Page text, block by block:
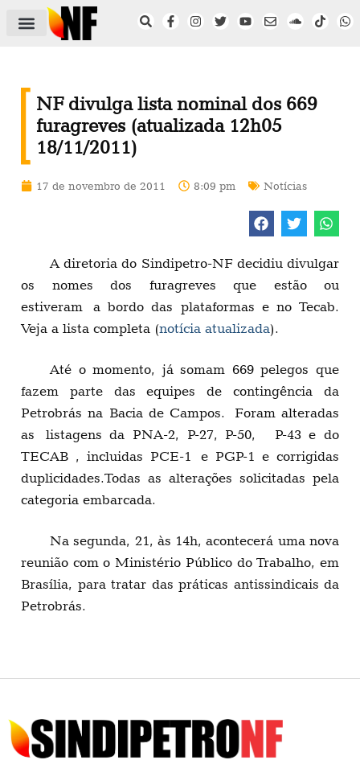
NF divulga lista nominal dos 669
furagreves (atualizada 12h05
18/11/2011)
17 de novembro de 2011 8:09 pm Notícias
A diretoria do Sindipetro-NF decidiu divulgar
os nomes dos furagreves que estão ou
estiveram a bordo das plataformas e no Tecab.
Veja a lista completa (notícia atualizada).
Até o momento, já somam 669 pelegos que
fazem parte das equipes de contingência da
Petrobrás na Bacia de Campos. Foram alteradas
as listagens da PNA-2, P-27, P-50, P-43 e do
TECAB , incluidas PCE-1 e PGP-1 e corrigidas
duplicidades.Todas as alterações solicitadas pela
categoria embarcada.
Na segunda, 21, às 14h, acontecerá uma nova
reunião com o Ministério Público do Trabalho, em
Brasília, para tratar das práticas antissindicais da
Petrobrás.